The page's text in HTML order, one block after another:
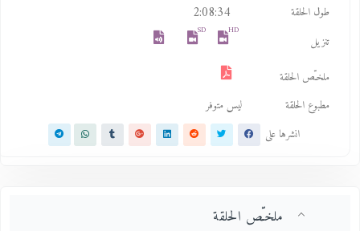
طول الحلقة 2:08:34
تنزيل
HD
SD
ملخـّص الحلقة
مطبوع الحلقة
ليس متوفر
انشرها على
ملخـّص الحلقة